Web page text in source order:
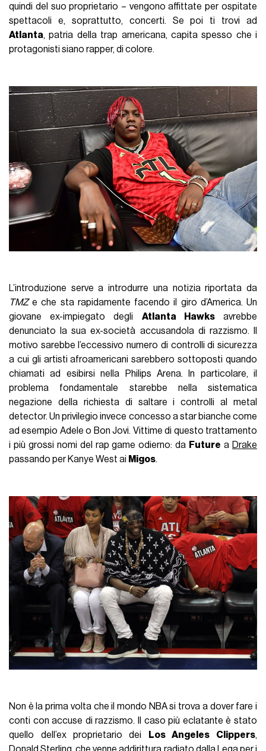
quindi del suo proprietario – vengono affittate per ospitate
spettacoli e, soprattutto, concerti. Se poi ti trovi ad
Atlanta, patria della trap americana, capita spesso che i
protagonisti siano rapper, di colore.
L’introduzione serve a introdurre una notizia riportata da
TMZe che sta rapidamente facendo il giro d’America. Un
giovane ex-impiegato degli Atlanta Hawksavrebbe
denunciato la sua ex-società accusandola di razzismo. Il
motivo sarebbe l’eccessivo numero di controlli di sicurezza
a cui gli artisti afroamericani sarebbero sottoposti quando
chiamati ad esibirsi nella Philips Arena. In particolare, il
problema fondamentale starebbe nella sistematica
negazione della richiesta di saltare i controlli al metal
detector. Un privilegio invece concesso a star bianche come
ad esempio Adele o Bon Jovi. Vittime di questo trattamento
i più grossi nomi del rap game odierno: da Future a Drake
passando per Kanye West ai Migos.
Non è la prima volta che il mondo NBA si trova a dover fare i
conti con accuse di razzismo. Il caso più eclatante è stato
quello dell’ex proprietario dei
Los Angeles Clippers,
Donald Sterling, che venne addirittura radiato dalla Lega per i